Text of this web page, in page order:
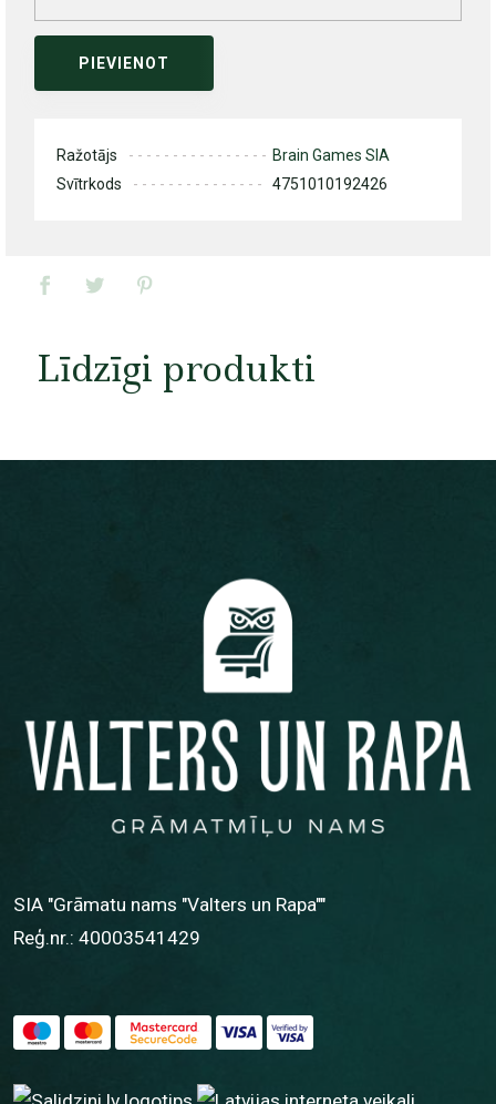
PIEVIENOT
Ražotājs
Brain Games SIA
Svītrkods
4751010192426
Līdzīgi produkti
SIA "Grāmatu nams "Valters un Rapa""
Reģ.nr.: 40003541429